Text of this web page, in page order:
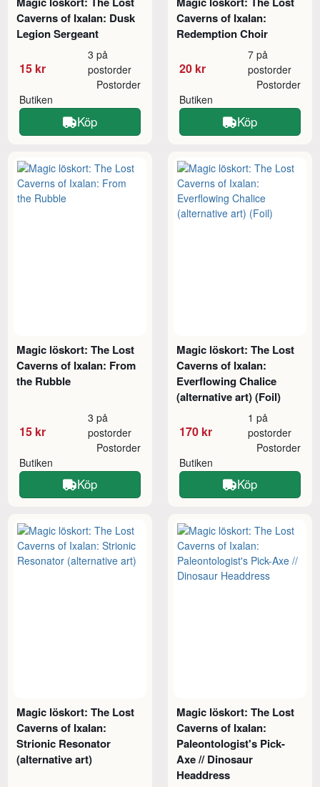
Caverns of Ixalan: Dusk
Legion Sergeant
15 kr
3 på
postorder
Butiken
Postorder
Köp
Caverns of Ixalan:
Redemption Choir
20 kr
7 på
postorder
Butiken
Postorder
Köp
Magic löskort: The Lost
Caverns of Ixalan: From
the Rubble
15 kr
3 på
postorder
Butiken
Postorder
Köp
Magic löskort: The Lost
Caverns of Ixalan:
Everflowing Chalice
(alternative art) (Foil)
170 kr
1 på
postorder
Butiken
Postorder
Köp
Magic löskort: The Lost
Caverns of Ixalan:
Strionic Resonator
(alternative art)
Magic löskort: The Lost
Caverns of Ixalan:
Paleontologist's Pick-
Axe // Dinosaur
Headdress